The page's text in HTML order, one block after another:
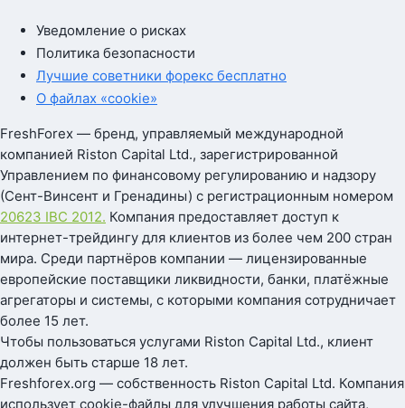
Уведомление о рисках
Политика безопасности
Лучшие советники форекс бесплатно
О файлах «cookie»
FreshForex — бренд, управляемый международной
компанией Riston Capital Ltd., зарегистрированной
Управлением по финансовому регулированию и надзору
(Сент-Винсент и Гренадины) с регистрационным номером
20623 IBC 2012. Компания предоставляет доступ к
интернет-трейдингу для клиентов из более чем 200 стран
мира. Среди партнёров компании — лицензированные
европейские поставщики ликвидности, банки, платёжные
агрегаторы и системы, с которыми компания сотрудничает
более 15 лет.
Чтобы пользоваться услугами Riston Capital Ltd., клиент
должен быть старше 18 лет.
Freshforex.org — собственность Riston Capital Ltd. Компания
использует cookie-файлы для улучшения работы сайта,